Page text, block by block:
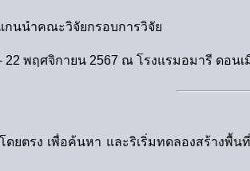
กนนำคณะวิจัยกรอบการวิจัย
พฤศจิกายน 2567 ณ โรงแรมอมารี ดอน
ตรง เพื่อค้นหา และริเริ่มทดลองสร้